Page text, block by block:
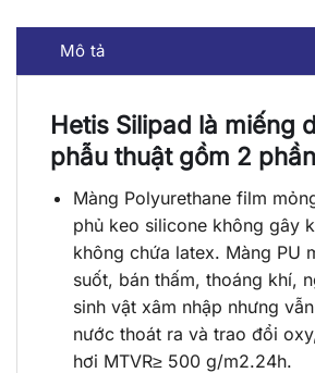
Mô tả
Hetis Silipad là miếng
phẫu thuật gồm 2 phần
Màng Polyurethane film
phủ keo silicone không gây
không chứa latex. Màng PU
suốt, bán thấm, thoáng khí,
sinh vật xâm nhập nhưng
nước thoát ra và trao đổi
hơi MTVR≥ 500 g/m2.24h.